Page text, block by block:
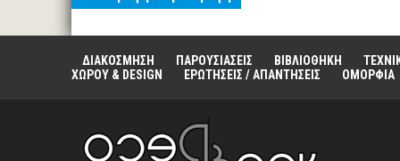
ΔΙΑΚΟΣΜΗΣΗ ΠΑΡΟΥΣΙΑΣΕΙΣ ΒΙΒΛΙΟΘΗΚΗ
ΧΩΡΟΥ & DESIGN
ΕΡΩΤΗΣΕΙΣ / ΑΠΑΝΤΗΣΕΙΣ ΟΜΟΡΦΙΑ